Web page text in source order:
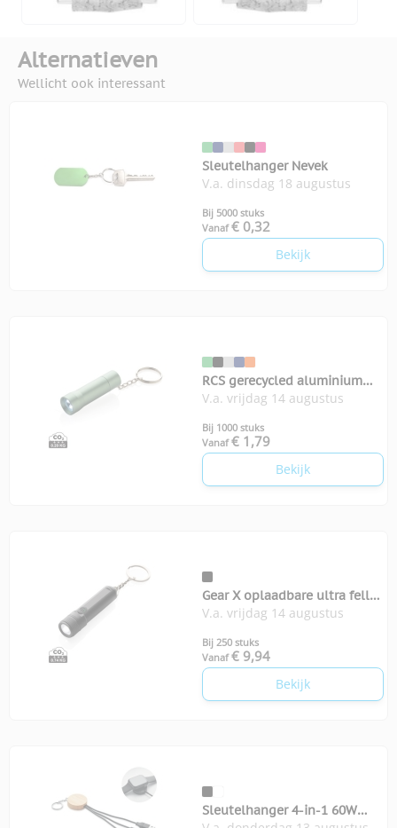
Alternatieven
Wellicht ook interessant
Sleutelhanger Nevek
V.a. dinsdag 18 augustus
Bij 5000 stuks
Vanaf € 0,32
Bekijk
RCS gerecycled aluminium
sleutelhanger zaklamp Flash
V.a. vrijdag 14 augustus
Bij 1000 stuks
Vanaf € 1,79
Bekijk
Gear X oplaadbare ultra felle
zaklamp
V.a. vrijdag 14 augustus
Bij 250 stuks
Vanaf € 9,94
Bekijk
Sleutelhanger 4-in-1 60W